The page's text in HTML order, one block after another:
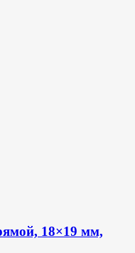
18×19 мм,